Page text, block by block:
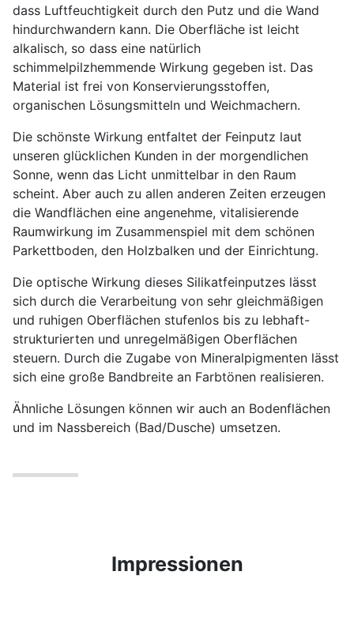
dass Luftfeuchtigkeit durch den Putz und die Wand
hindurchwandern kann. Die Oberfläche ist leicht
alkalisch, so dass eine natürlich
schimmelpilzhemmende Wirkung gegeben ist. Das
Material ist frei von Konservierungsstoffen,
organischen Lösungsmitteln und Weichmachern.
Die schönste Wirkung entfaltet der Feinputz laut
unseren glücklichen Kunden in der morgendlichen
Sonne, wenn das Licht unmittelbar in den Raum
scheint. Aber auch zu allen anderen Zeiten erzeugen
die Wandflächen eine angenehme, vitalisierende
Raumwirkung im Zusammenspiel mit dem schönen
Parkettboden, den Holzbalken und der Einrichtung.
Die optische Wirkung dieses Silikatfeinputzes lässt
sich durch die Verarbeitung von sehr gleichmäßigen
und ruhigen Oberflächen stufenlos bis zu lebhaft-
strukturierten und unregelmäßigen Oberflächen
steuern. Durch die Zugabe von Mineralpigmenten lässt
sich eine große Bandbreite an Farbtönen realisieren.
Ähnliche Lösungen können wir auch an Bodenflächen
und im Nassbereich (Bad/Dusche) umsetzen.
Impressionen